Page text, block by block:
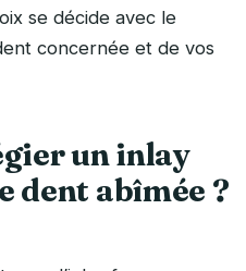
se décide avec le
concernée et de vos
un inlay
dent abîmée ?